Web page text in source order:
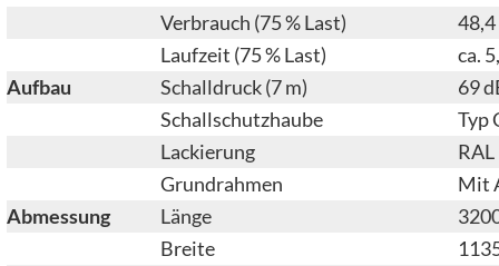
Verbrauch (75 % Last)
Laufzeit (75 % Last)
ca.
Aufbau
Schalldruck (7 m)
69
Schallschutzhaube
Typ
Lackierung
Grundrahmen
Mit
Abmessung
Länge
Breite